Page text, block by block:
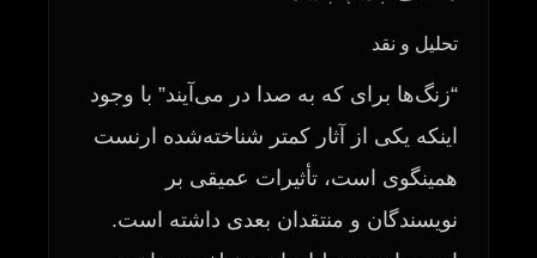
تحلیل و نقد
“زنگ‌ها برای که به صدا در می‌آیند” با وجود
اینکه یکی از آثار کمتر شناخته‌شده ارنست
همینگوی است، تأثیرات عمیقی بر
نویسندگان و منتقدان بعدی داشته است.